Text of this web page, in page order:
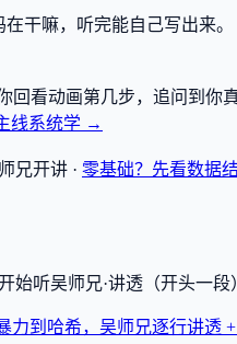
干嘛，听完能自己写出来。
回看动画第几步，追问到你真
线系统学 →
兄开讲 · 零基础？先看数据
始听吴师兄·讲透（开头一段
力到哈希，吴师兄逐行讲透